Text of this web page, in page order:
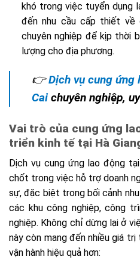
khó trong việc tuyển dụng
đến nhu cầu cấp thiết về
chuyên nghiệp để kịp thời
lượng cho địa phương.
👉Dịch vụ cung ứng
Caichuyên nghiệp,
Vai trò của cung ứng
triển kinh tế tại Hà
Dịch vụ cung ứng lao động
chốt trong việc hỗ trợ doanh
sự, đặc biệt trong bối cảnh
các khu công nghiệp, công
nghiệp. Không chỉ dừng lại ở
này còn mang đến nhiều giá
vận hành hiệu quả hơn: